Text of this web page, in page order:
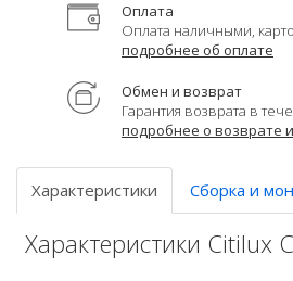
Оплата
Оплата наличными,
подробнее об оплате
Обмен и возврат
Гарантия возврата в
подробнее о возврате
Характеристики Сборка и
Характеристики Citilux